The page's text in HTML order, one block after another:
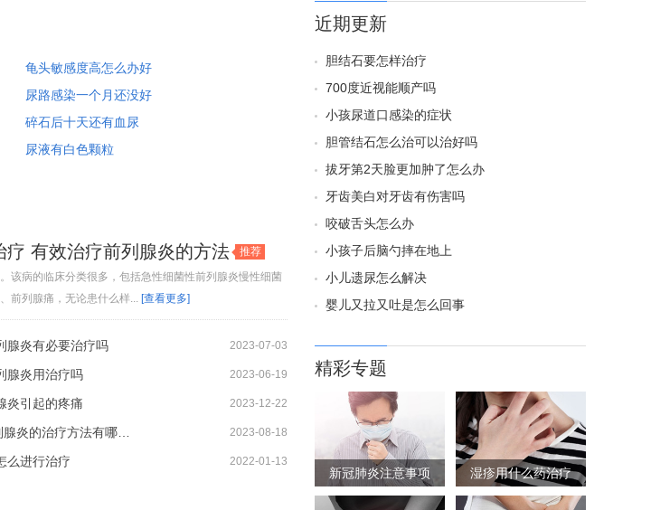
龟头敏感度高怎么办好
尿路感染一个月还没好
碎石后十天还有血尿
尿液有白色颗粒
有效治疗前列腺炎的方法
推荐
该病的临床分类很多，包括急性细菌性前列腺炎慢性细菌
前列腺痛，无论患什么样... [查看更多]
腺炎有必要治疗吗 2023-07-03
腺炎用治疗吗 2023-06-19
炎引起的疼痛 2023-12-22
2023-08-18
么进行治疗 2022-01-13
近期更新
胆结石要怎样治疗
700度近视能顺产吗
小孩尿道口感染的症状
胆管结石怎么治可以治好吗
拔牙第2天脸更加肿了怎么办
牙齿美白对牙齿有伤害吗
咬破舌头怎么办
小孩子后脑勺摔在地上
小儿遗尿怎么解决
婴儿又拉又吐是怎么回事
精彩专题
新冠肺炎注意事项 湿疹用什么药治疗